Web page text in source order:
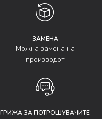
ЗАМЕНА
Можна замена на
производот
ГРИЖА ЗА ПОТРОШУВАЧИТЕ